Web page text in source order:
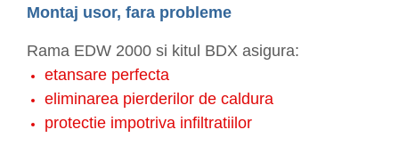
Montaj usor, fara probleme
Rama EDW 2000 si kitul BDX asigura:
etansare perfecta
eliminarea pierderilor de caldura
protectie impotriva infiltratiilor